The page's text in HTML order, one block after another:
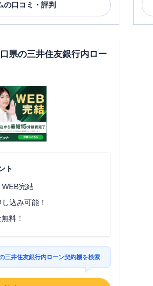
の口コミ・評判
県の三井住友銀行内ロー
ト
WEB完結
込み可能！
料！
三井住友銀行内ローン契約機を検索